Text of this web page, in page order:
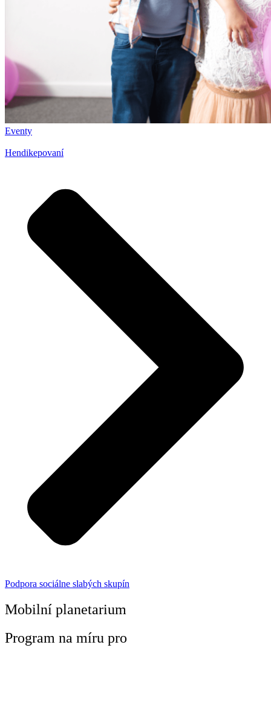
Eventy
Hendikepovaní
Podpora sociálne slabých skupín
Mobilní planetarium
Program na míru pro